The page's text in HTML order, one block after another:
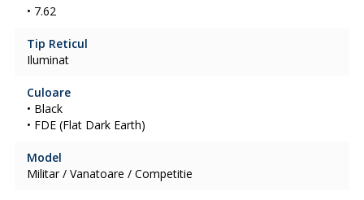
• 7.62
Tip Reticul
Iluminat
Culoare
• Black
• FDE (Flat Dark Earth)
Model
Militar / Vanatoare / Competitie